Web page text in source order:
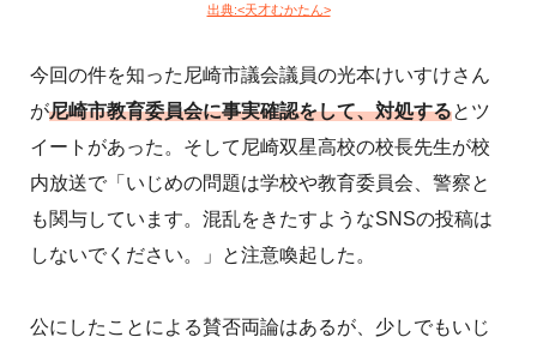
出典:<天才むかたん>
今回の件を知った尼崎市議会議員の光本けいすけさん
が尼崎市教育委員会に事実確認をして、対処するとツ
イートがあった。そして尼崎双星高校の校長先生が校
内放送で「いじめの問題は学校や教育委員会、警察と
も関与しています。混乱をきたすようなSNSの投稿は
しないでください。」と注意喚起した。
公にしたことによる賛否両論はあるが、少しでもいじ